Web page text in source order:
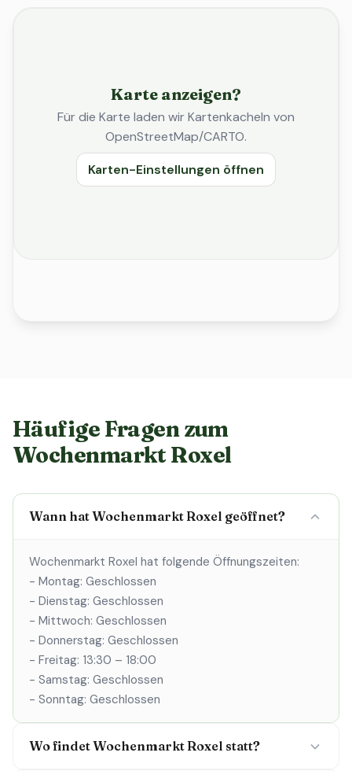
Karte anzeigen?
Für die Karte laden wir Kartenkacheln von
OpenStreetMap/CARTO.
Karten-Einstellungen öffnen
Häufige Fragen zum
Wochenmarkt Roxel
Wann hat Wochenmarkt Roxel geöffnet?
Wochenmarkt Roxel hat folgende Öffnungszeiten:
- Montag: Geschlossen
- Dienstag: Geschlossen
- Mittwoch: Geschlossen
- Donnerstag: Geschlossen
- Freitag: 13:30 – 18:00
- Samstag: Geschlossen
- Sonntag: Geschlossen
Wo findet Wochenmarkt Roxel statt?